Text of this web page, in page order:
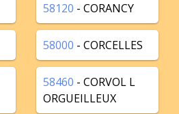
58120 - CORANCY
58000 - CORCELLES
58460 - CORVOL L
ORGUEILLEUX